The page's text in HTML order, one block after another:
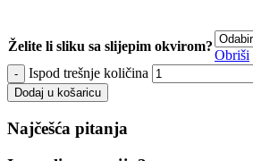
Želite li sliku sa slijepim okvirom?
Obriši
Ispod trešnje količina
Dodaj u košaricu
Najčešća pitanja